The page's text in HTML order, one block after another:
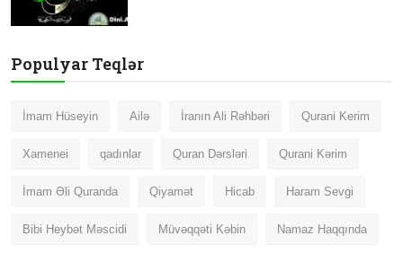
Populyar Teqlər
İmam Hüseyin Ailə İranın Ali Rəhbəri Qurani Kerim
Xamenei qadınlar Quran Dərsləri Qurani Kərim
İmam Əli Quranda Qiyamət Hicab Haram Sevgi
Bibi Heybət Məscidi Müvəqqəti Kəbin Namaz Haqqında